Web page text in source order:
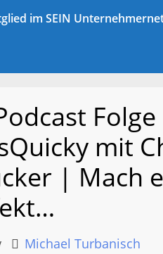
im SEIN
mit
| Mach
Michael Turbanisch